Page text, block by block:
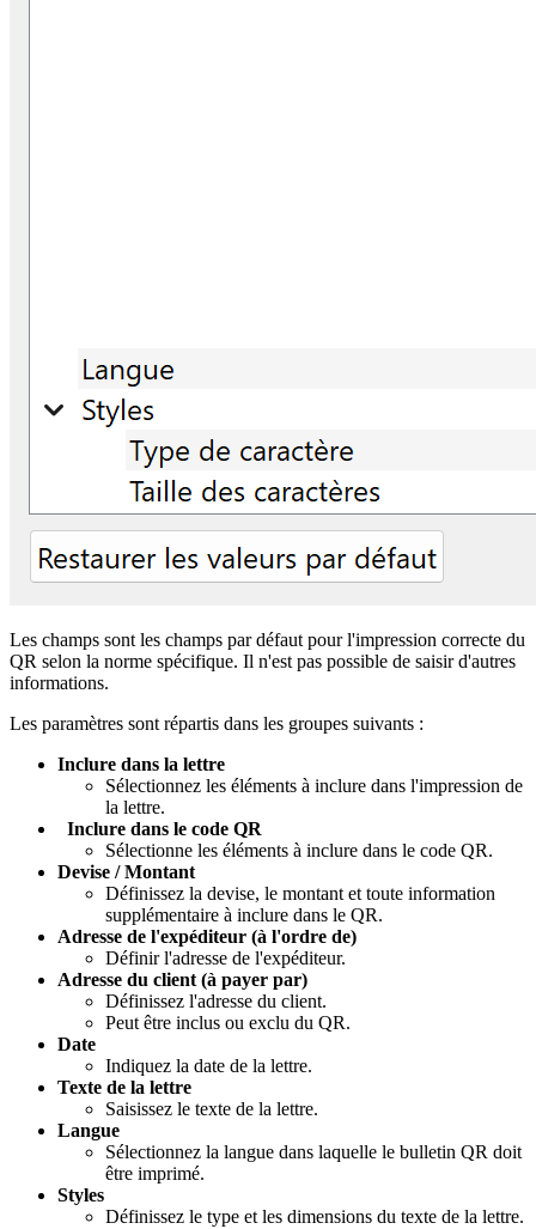
Les champs sont les champs par défaut pour l'impression correcte du
QR selon la norme spécifique. Il n'est pas possible de saisir d'autres
informations.
Les paramètres sont répartis dans les groupes suivants :
Inclure dans la lettre
Sélectionnez les éléments à inclure dans l'impression de
la lettre.
Inclure dans le code QR
Sélectionne les éléments à inclure dans le code QR.
Devise / Montant
Définissez la devise, le montant et toute information
supplémentaire à inclure dans le QR.
Adresse de l'expéditeur (à l'ordre de)
Définir l'adresse de l'expéditeur.
Adresse du client (à payer par)
Définissez l'adresse du client.
Peut être inclus ou exclu du QR.
Date
Indiquez la date de la lettre.
Texte de la lettre
Saisissez le texte de la lettre.
Langue
Sélectionnez la langue dans laquelle le bulletin QR doit
être imprimé.
Styles
Définissez le type et les dimensions du texte de la lettre.